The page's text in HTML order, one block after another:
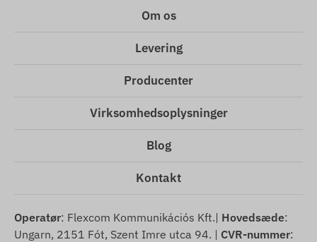
Om os
Levering
Producenter
Virksomhedsoplysninger
Blog
Kontakt
Operatør: Flexcom Kommunikációs Kft.| Hovedsæde:
Ungarn, 2151 Fót, Szent Imre utca 94. | CVR-nummer: